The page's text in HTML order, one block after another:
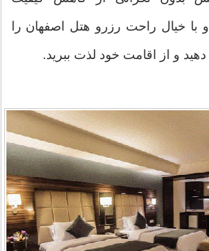
با خیال راحت رزرو هتل اصفهان را
دهید و از اقامت خود لذت ببرید.